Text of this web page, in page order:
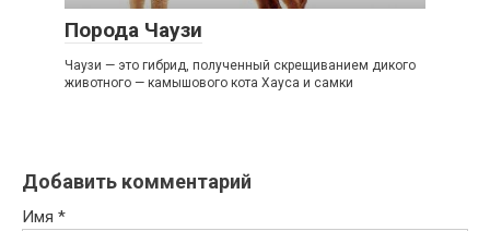
Порода Чаузи
Чаузи — это гибрид, полученный скрещиванием дикого
животного — камышового кота Хауса и самки
Добавить комментарий
Имя *